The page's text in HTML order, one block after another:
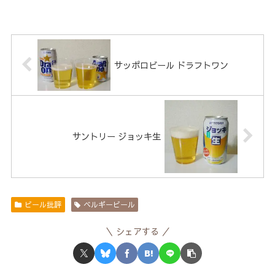
サッポロビール ドラフトワン
サントリー ジョッキ生
ビール批評 ベルギービール
シェアする